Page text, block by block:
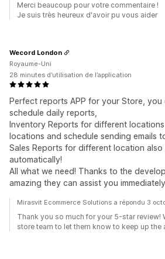
Merci beaucoup pour votre commentaire !
Je suis très heureux d'avoir pu vous aider
Perfect reports APP for your Store, you
schedule daily reports,
Inventory Reports for different
locations and schedule sending emails
Sales Reports for different location also
automatically!
All what we need! Thanks to the
amazing they can assist you
Wecord London
Royaume-Uni
28 minutes d’utilisation de l’application
Mirasvit Ecommerce Solutions a répondu 3
Thank you so much for your 5-star review!
store team to let them know to keep up the